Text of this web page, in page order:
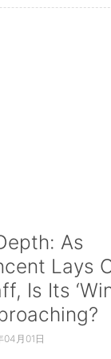
As
Lays
Is Its
04月01日